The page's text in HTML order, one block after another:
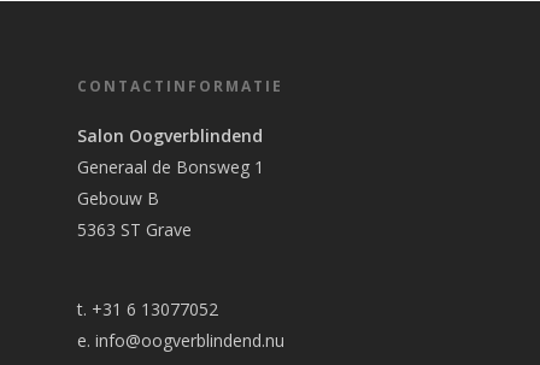
CONTACTINFORMATIE
Salon Oogverblindend
Generaal de Bonsweg 1
Gebouw B
5363 ST Grave
t. +31 6 13077052
e. info@oogverblindend.nu